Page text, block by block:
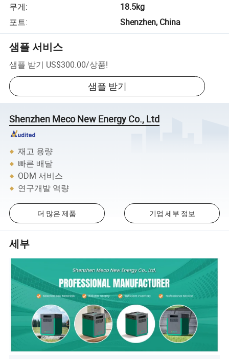
무게:
18.5kg
포트: Shenzhen, China
샘플 서비스
샘플 받기 US$300.00/상품!
샘플 받기
Shenzhen Meco New Energy Co., Ltd
재고 용량
빠른 배달
ODM 서비스
연구개발 역량
더 많은 제품 기업 세부 정보
세부